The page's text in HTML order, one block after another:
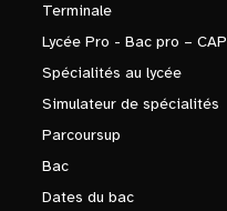
Terminale
Lycée Pro - Bac pro – CAP
Spécialités au lycée
Simulateur de spécialités
Parcoursup
Bac
Dates du bac